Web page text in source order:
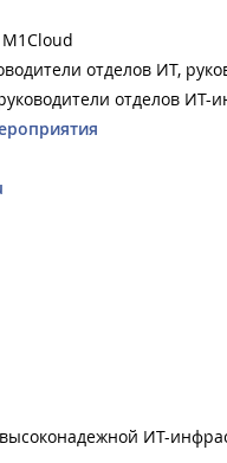
отделов ИТ,
отделов ИТ-
ИТ-